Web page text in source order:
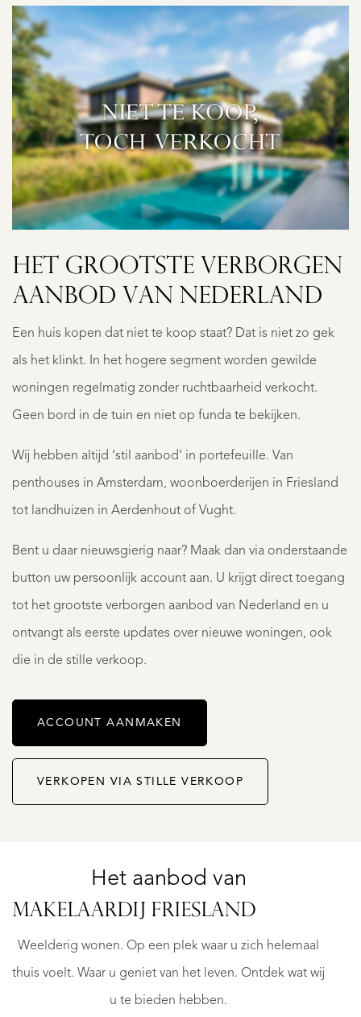
HET GROOTSTE VERBORGEN
AANBOD VAN NEDERLAND
Een huis kopen dat niet te koop staat? Dat is niet zo gek
als het klinkt. In het hogere segment worden gewilde
woningen regelmatig zonder ruchtbaarheid verkocht.
Geen bord in de tuin en niet op funda te bekijken.
Wij hebben altijd ‘stil aanbod’ in portefeuille. Van
penthouses in Amsterdam, woonboerderijen in Friesland
tot landhuizen in Aerdenhout of Vught.
Bent u daar nieuwsgierig naar? Maak dan via onderstaande
button uw persoonlijk account aan. U krijgt direct toegang
tot het grootste verborgen aanbod van Nederland en u
ontvangt als eerste updates over nieuwe woningen, ook
die in de stille verkoop.
ACCOUNT AANMAKEN
VERKOPEN VIA STILLE VERKOOP
Het aanbod van
MAKELAARDIJ FRIESLAND
Weelderig wonen. Op een plek waar u zich helemaal
thuis voelt. Waar u geniet van het leven. Ontdek wat wij
u te bieden hebben.
STAVOREN
MIDDELWEG
950.000